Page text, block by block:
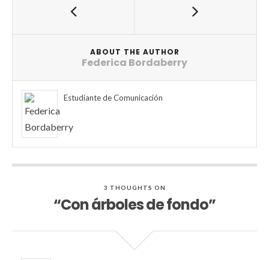
ABOUT THE AUTHOR
Federica Bordaberry
Estudiante de Comunicación
3 THOUGHTS ON
“Con árboles de fondo”